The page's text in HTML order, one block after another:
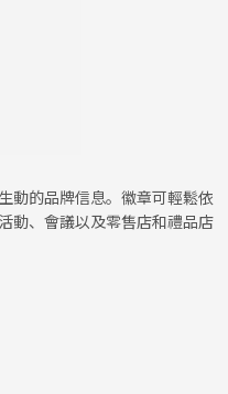
動的品牌信息。徽章可輕鬆依
動、會議以及零售店和禮品店